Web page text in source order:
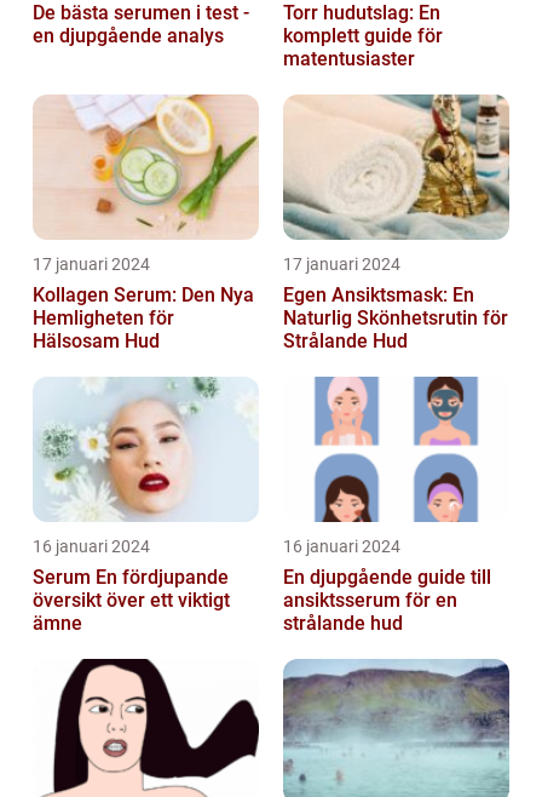
De bästa serumen i test -
en djupgående analys
Torr hudutslag: En
komplett guide för
matentusiaster
17 januari 2024
Kollagen Serum: Den Nya
Hemligheten för
Hälsosam Hud
17 januari 2024
Egen Ansiktsmask: En
Naturlig Skönhetsrutin för
Strålande Hud
16 januari 2024
Serum En fördjupande
översikt över ett viktigt
ämne
16 januari 2024
En djupgående guide till
ansiktsserum för en
strålande hud